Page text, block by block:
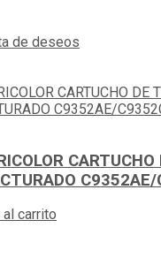
de deseos
al carrito